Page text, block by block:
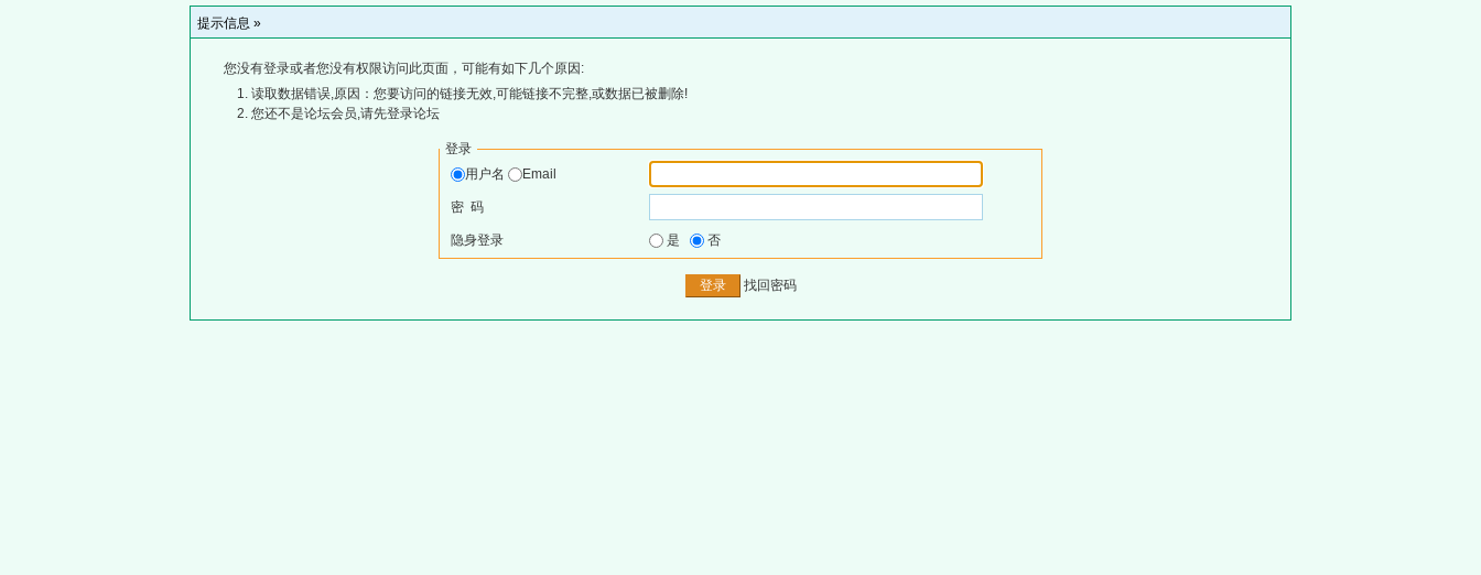
提示信息 »
您没有登录或者您没有权限访问此页面，可能有如下几个原因:
读取数据错误,原因：您要访问的链接无效,可能链接不完整,或数据已被删除!
您还不是论坛会员,请先登录论坛
登录
用户名
Email
密 码
隐身登录 是 否
找回密码